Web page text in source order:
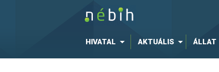
HIVATAL AKTUÁLIS ÁLLAT